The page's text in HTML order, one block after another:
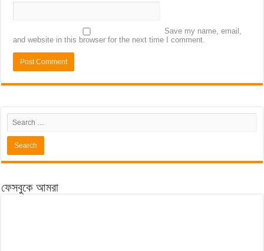
Save my name, email,
and website in this browser for the next time I comment.
ফেসবুকে আমরা